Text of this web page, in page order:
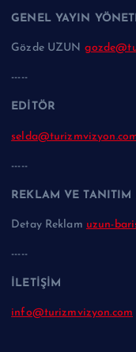
GENEL YAYIN
Gözde UZUN
-----
EDİTÖR
-----
REKLAM VE TANITIM
Detay Reklam uzun-
-----
İLETİŞİM
info@turizmvizyon.com